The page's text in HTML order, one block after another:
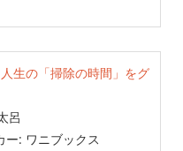
生の「掃除の時間」をグ
呂
ー: ワニブックス